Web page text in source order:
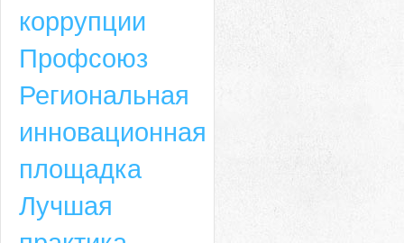
коррупции
Профсоюз
Региональная
инновационная
площадка
Лучшая